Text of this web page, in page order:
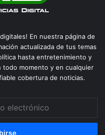
En nuestra página de
actualizada de tus temas
hasta entretenimiento y
momento y en cualquier
cobertura de noticias.